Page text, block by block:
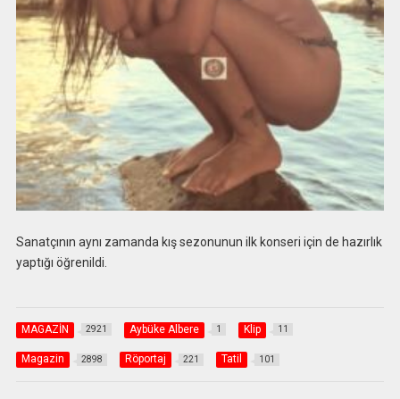
Sanatçının aynı zamanda kış sezonunun ilk konseri için de hazırlık
yaptığı öğrenildi.
MAGAZİN 2921 Aybüke Albere 1 Klip 11
Magazin 2898 Röportaj 221 Tatil 101